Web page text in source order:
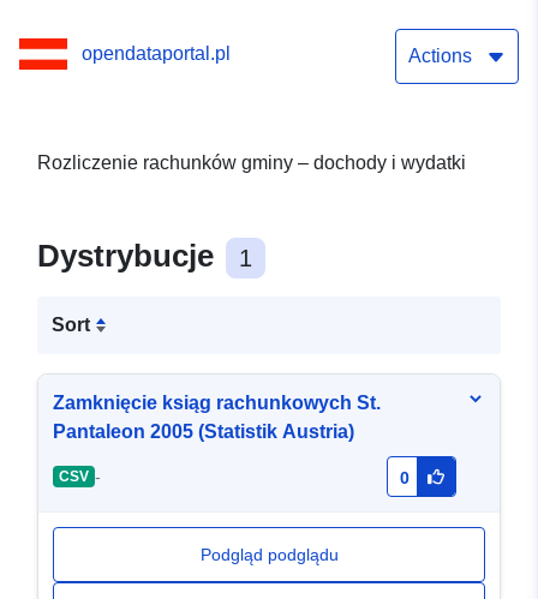
opendataportal.pl Actions
Rozliczenie rachunków gminy – dochody i wydatki
Dystrybucje 1
Sort
Zamknięcie ksiąg rachunkowych St.
Pantaleon 2005 (Statistik Austria)
CSV - 0
Podgląd podglądu